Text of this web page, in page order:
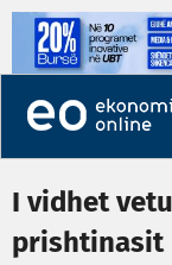
I vidhet
prishtinasit